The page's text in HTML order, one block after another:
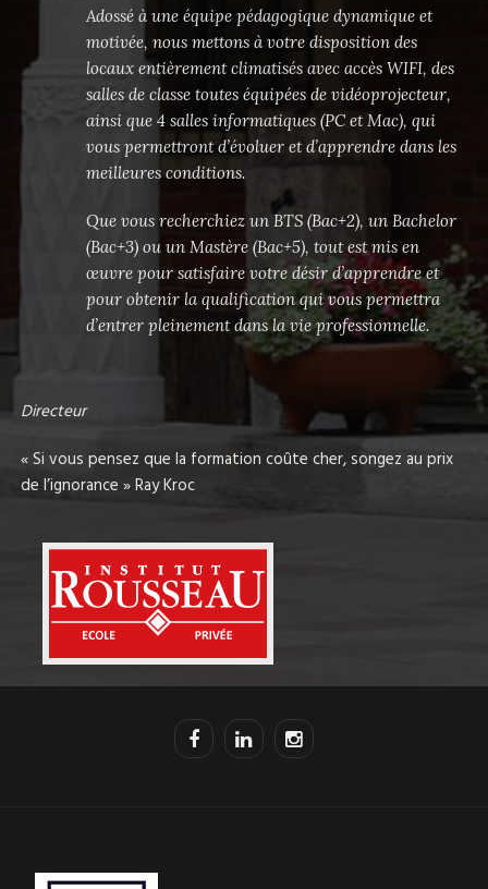
professionnalisation), mais aussi en mode Initial.
Adossé à une équipe pédagogique dynamique et
motivée, nous mettons à votre disposition des
locaux entièrement climatisés avec accès WIFI, des
salles de classe toutes équipées de vidéoprojecteur,
ainsi que 4 salles informatiques (PC et Mac), qui
vous permettront d’évoluer et d’apprendre dans les
meilleures conditions.
Que vous recherchiez un BTS (Bac+2), un Bachelor
(Bac+3) ou un Mastère (Bac+5), tout est mis en
œuvre pour satisfaire votre désir d’apprendre et
pour obtenir la qualification qui vous permettra
Directeur